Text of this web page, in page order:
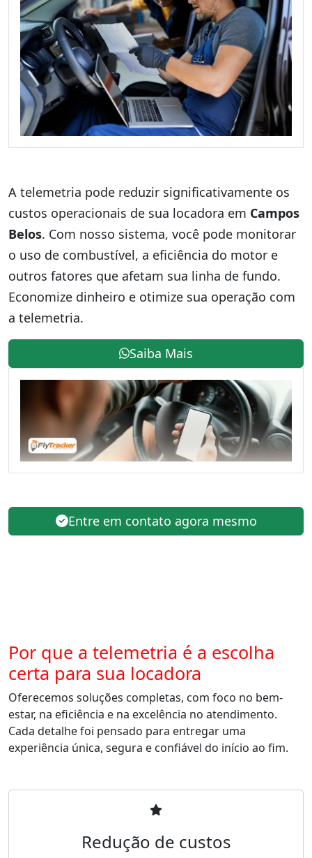
A telemetria pode reduzir significativamente os
custos operacionais de sua locadora em Campos
Belos. Com nosso sistema, você pode monitorar
o uso de combustível, a eficiência do motor e
outros fatores que afetam sua linha de fundo.
Economize dinheiro e otimize sua operação com
a telemetria.
Saiba Mais
Entre em contato agora mesmo
Por que a telemetria é a escolha
certa para sua locadora
Oferecemos soluções completas, com foco no bem-
estar, na eficiência e na excelência no atendimento.
Cada detalhe foi pensado para entregar uma
experiência única, segura e confiável do início ao fim.
Redução de custos